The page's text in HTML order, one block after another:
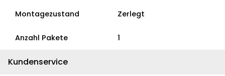
Montagezustand Zerlegt
Anzahl Pakete 1
Kundenservice